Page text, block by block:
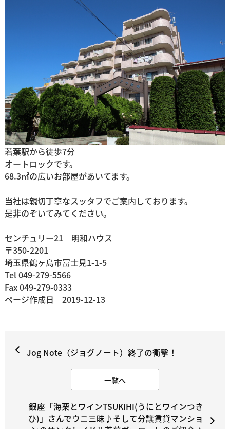
若葉駅から徒歩7分
オートロックです。
68.3㎡の広いお部屋があいてます。
当社は親切丁寧なスッタフでご案内しております。
是非のぞいてみてください。
センチュリー21 明和ハウス
〒350-2201
埼玉県鶴ヶ島市富士見1-1-5
Tel 049-279-5566
Fax 049-279-0333
ページ作成日 2019-12-13
Jog Note（ジョグノート）終了の衝撃！
一覧へ
銀座「海栗とワインTSUKIHI(うにとワインつき
ひ)」さんでウニ三昧♪そして分譲賃貸マンショ